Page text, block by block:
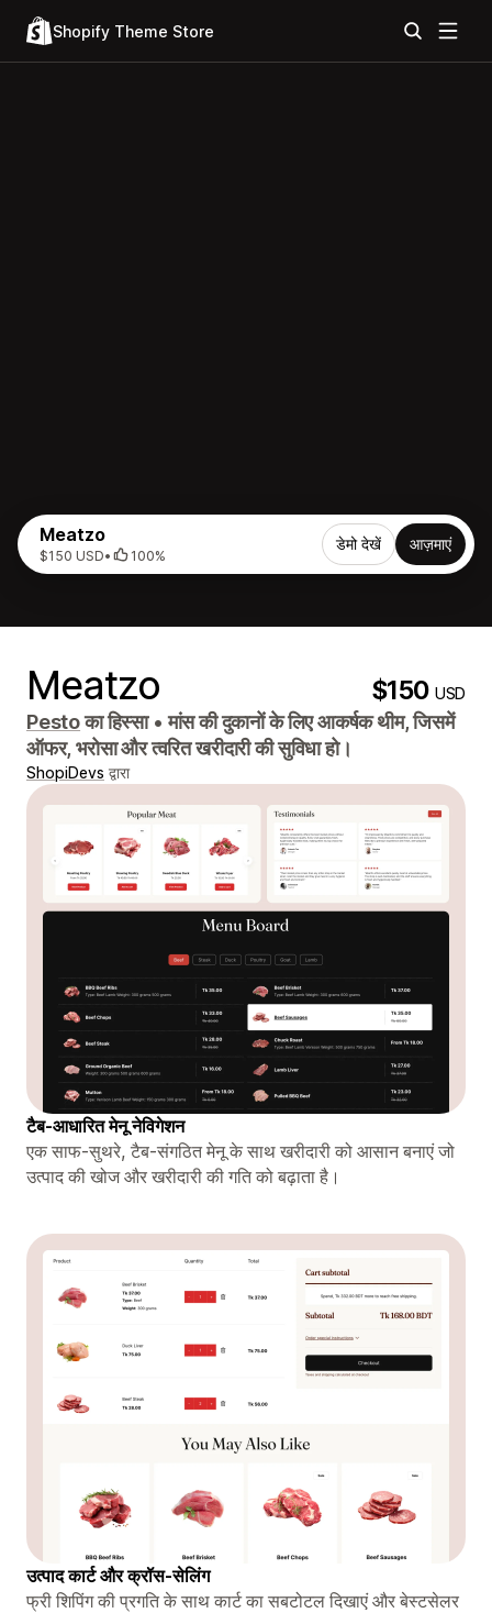
Shopify Theme Store
Meatzo
$150 USD• 100%
डेमो देखें आज़माएं
Meatzo $150USD
Pestoका हिस्सा • मांस की दुकानों के लिए आकर्षक थीम, जिसमें
ऑफर, भरोसा और त्वरित खरीदारी की सुविधा हो।
ShopiDevs द्वारा
टैब-आधारित मेनू नेविगेशन
एक साफ-सुथरे, टैब-संगठित मेनू के साथ खरीदारी को आसान बनाएं जो
उत्पाद की खोज और खरीदारी की गति को बढ़ाता है।
उत्पाद कार्ट और क्रॉस-सेलिंग
फ्री शिपिंग की प्रगति के साथ कार्ट का सबटोटल दिखाएं और बेस्टसेलर